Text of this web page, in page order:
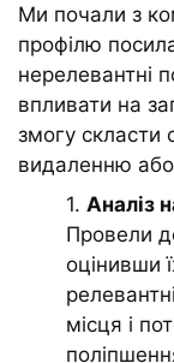
Ми почали з
профілю
нерелевантні
впливати на
змогу скласти
видаленню або
1. Аналіз
Провели
оцінивши
місця і